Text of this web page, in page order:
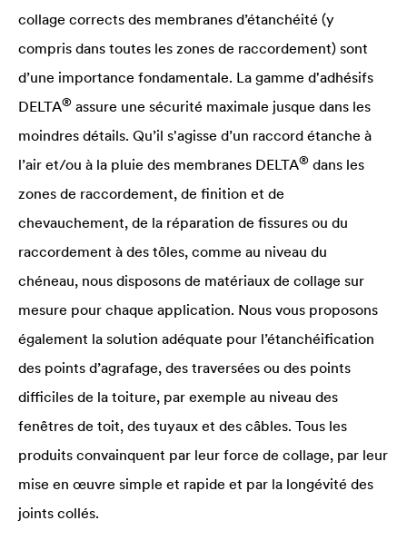
collage corrects des membranes d’étanchéité (y
compris dans toutes les zones de raccordement) sont
d’une importance fondamentale. La gamme d'adhésifs
DELTA® assure une sécurité maximale jusque dans les
moindres détails. Qu’il s'agisse d’un raccord étanche à
l’air et/ou à la pluie des membranes DELTA® dans les
zones de raccordement, de finition et de
chevauchement, de la réparation de fissures ou du
raccordement à des tôles, comme au niveau du
chéneau, nous disposons de matériaux de collage sur
mesure pour chaque application. Nous vous proposons
également la solution adéquate pour l’étanchéification
des points d’agrafage, des traversées ou des points
difficiles de la toiture, par exemple au niveau des
fenêtres de toit, des tuyaux et des câbles. Tous les
produits convainquent par leur force de collage, par leur
mise en œuvre simple et rapide et par la longévité des
joints collés.